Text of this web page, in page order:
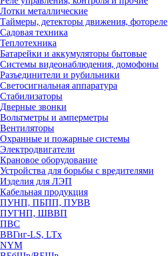
Лотки металлические
Таймеры, детекторы движения, фотореле
Садовая техника
Теплотехника
Батарейки и аккумуляторы бытовые
Системы видеонаблюдения, домофоны
Разъединители и рубильники
Светосигнальная аппаратура
Стабилизаторы
Дверные звонки
Вольтметры и амперметры
Вентиляторы
Охранные и пожарные системы
Электродвигатели
Крановое оборудование
Устройства для борьбы с вредителями
Изделия для ЛЭП
Кабельная продукция
ПУНП, ПБПП, ПУВВ
ПУГНП, ШВВП
ПВС
ВВГнг-LS, LTx
NYM